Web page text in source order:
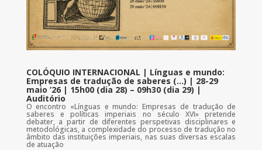
COLÓQUIO INTERNACIONAL | Línguas e mundo:
Empresas de tradução de saberes (…) | 28-29
maio ’26 | 15h00 (dia 28) – 09h30 (dia 29) |
Auditório
O encontro «Línguas e mundo: Empresas de tradução de
saberes e políticas imperiais no século XVI» pretende
debater, a partir de diferentes perspetivas disciplinares e
metodológicas, a complexidade do processo de tradução no
âmbito das instituições imperiais, nas suas diversas escalas
de atuação